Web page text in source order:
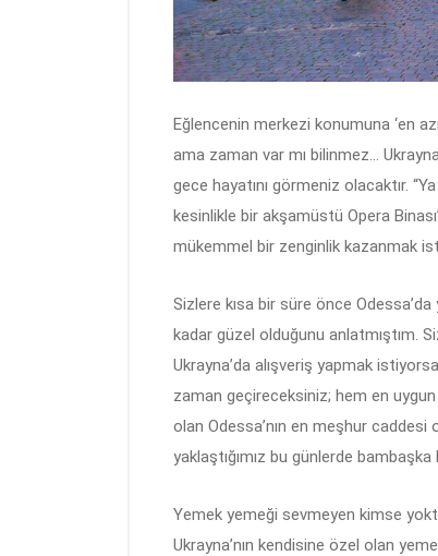
Eğlencenin merkezi konumuna ‘en
ama zaman var mı bilinmez…
gece hayatını görmeniz olacaktır.
kesinlikle bir akşamüstü Opera
mükemmel bir zenginlik kazanmak
Sizlere kısa bir süre önce Odessa’da
kadar güzel olduğunu anlatmıştım.
Ukrayna’da alışveriş yapmak
zaman geçireceksiniz; hem en
olan Odessa’nın en meşhur caddesi
yaklaştığımız bu günlerde
Yemek yemeği sevmeyen kimse
Ukrayna’nın kendisine özel olan